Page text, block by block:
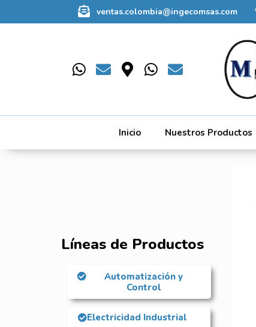
ventas.colombia@ingecomsas.com
Inicio Nuestros Productos
Líneas de Productos
Automatización y
Control
Electricidad Industrial